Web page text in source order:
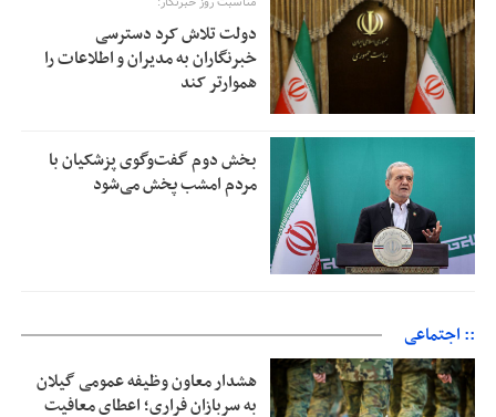
دولت تلاش کرد دسترسی
خبرنگاران به مدیران و اطلاعات را
هموارتر کند
بخش دوم گفت‌وگوی پزشکیان با
مردم امشب پخش می‌شود
:: اجتماعی
هشدار معاون وظیفه عمومی گیلان
به سربازان فراری؛ اعطای معافیت